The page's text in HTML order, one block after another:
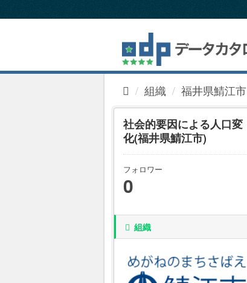
キ
組織 福井県鯖江市
社会的要因による人口変
化(福井県鯖江市)
フォロワー
0
組織